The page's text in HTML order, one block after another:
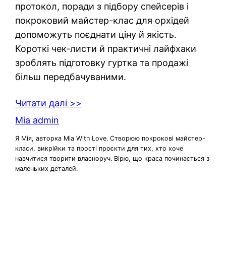
протокол, поради з підбору спейсерів і
покроковий майстер-клас для орхідей
допоможуть поєднати ціну й якість.
Короткі чек-листи й практичні лайфхаки
зроблять підготовку гуртка та продажі
більш передбачуваними.
Читати далі >>
Mia admin
Я Мія, авторка Mia With Love. Створюю покрокові майстер-
класи, викрійки та прості проєкти для тих, хто хоче
навчитися творити власноруч. Вірю, що краса починається з
маленьких деталей.